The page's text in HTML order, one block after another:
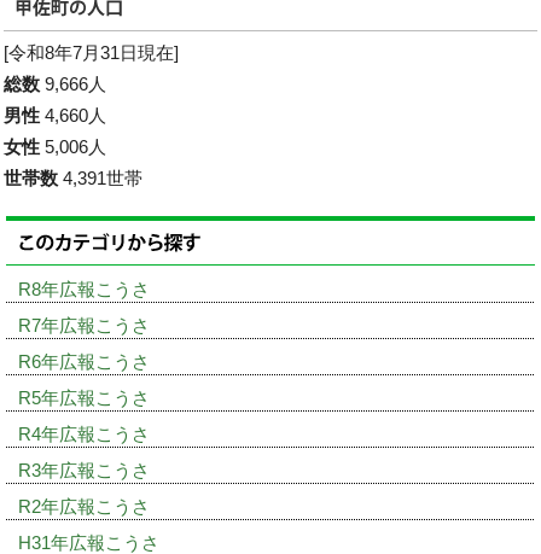
[令和8年7月31日現在]
総数 9,666人
男性 4,660人
女性 5,006人
世帯数 4,391世帯
R8年広報こうさ
R7年広報こうさ
R6年広報こうさ
R5年広報こうさ
R4年広報こうさ
R3年広報こうさ
R2年広報こうさ
H31年広報こうさ